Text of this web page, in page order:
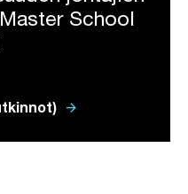
School
arrow_forward